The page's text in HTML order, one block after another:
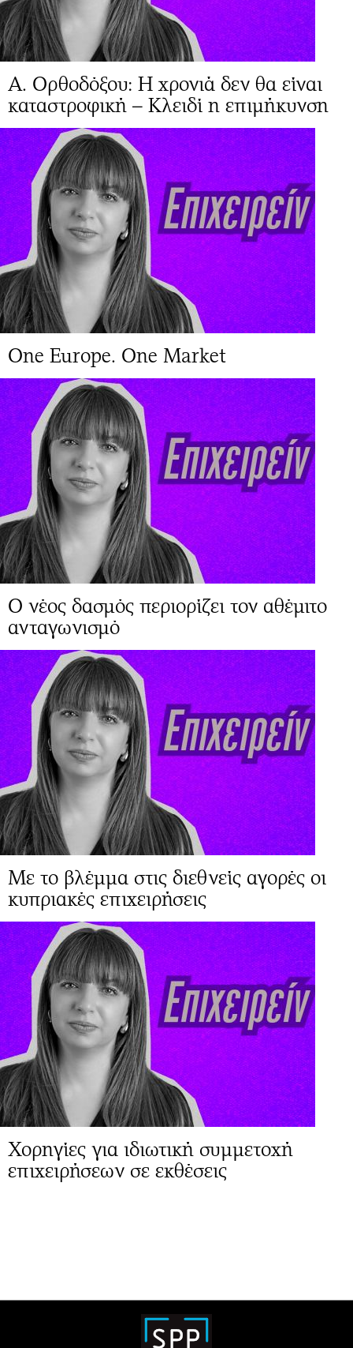
Α. Ορθοδόξου: Η χρονιά δεν θα είναι
καταστροφική – Κλειδί η επιμήκυνση
One Europe. One Market
Ο νέος δασμός περιορίζει τον αθέμιτο
ανταγωνισμό
Με το βλέμμα στις διεθνείς αγορές οι
κυπριακές επιχειρήσεις
Χορηγίες για ιδιωτική συμμετοχή
επιχειρήσεων σε εκθέσεις